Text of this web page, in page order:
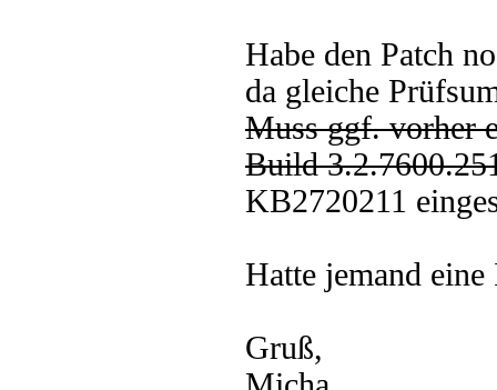
Habe den Patch
da gleiche
Muss ggf. vorher
Build
KB2720211
Hatte jemand eine
Gruß,